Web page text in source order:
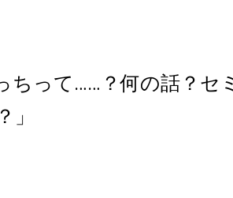
って……？何の話？セ
」